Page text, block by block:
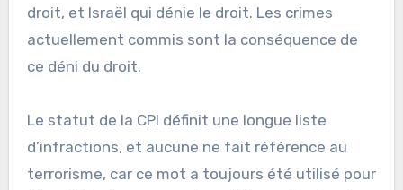
droit, et Israël qui dénie le droit. Les crimes
actuellement commis sont la conséquence de
ce déni du droit.
Le statut de la CPI définit une longue liste
d’infractions, et aucune ne fait référence au
terrorisme, car ce mot a toujours été utilisé pour